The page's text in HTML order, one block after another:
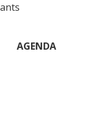
AGENDA